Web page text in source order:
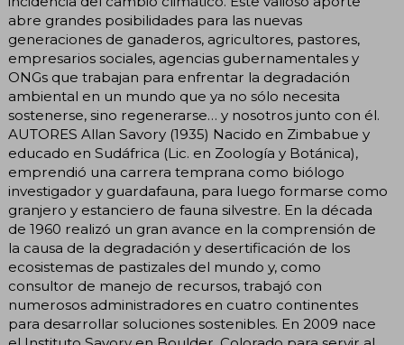
abre grandes posibilidades para las nuevas
generaciones de ganaderos, agricultores, pastores,
empresarios sociales, agencias gubernamentales y
ONGs que trabajan para enfrentar la degradación
ambiental en un mundo que ya no sólo necesita
sostenerse, sino regenerarse… y nosotros junto con él.
AUTORES Allan Savory (1935) Nacido en Zimbabue y
educado en Sudáfrica (Lic. en Zoología y Botánica),
emprendió una carrera temprana como biólogo
investigador y guardafauna, para luego formarse como
granjero y estanciero de fauna silvestre. En la década
de 1960 realizó un gran avance en la comprensión de
la causa de la degradación y desertificación de los
ecosistemas de pastizales del mundo y, como
consultor de manejo de recursos, trabajó con
numerosos administradores en cuatro continentes
para desarrollar soluciones sostenibles. En 2009 nace